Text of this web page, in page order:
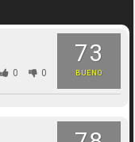
73
BUENO
0 0